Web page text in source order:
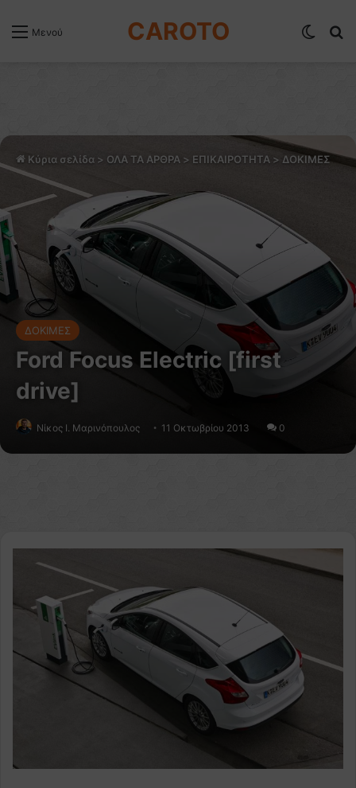
Μενού CAROTO
Κύρια σελίδα > ΟΛΑ ΤΑ ΑΡΘΡΑ > ΕΠΙΚΑΙΡΟΤΗΤΑ > ΔΟΚΙΜΕΣ
ΔΟΚΙΜΕΣ
Ford Focus Electric [first
drive]
Nίκος Ι. Mαρινόπουλος 11 Οκτωβρίου 2013 0